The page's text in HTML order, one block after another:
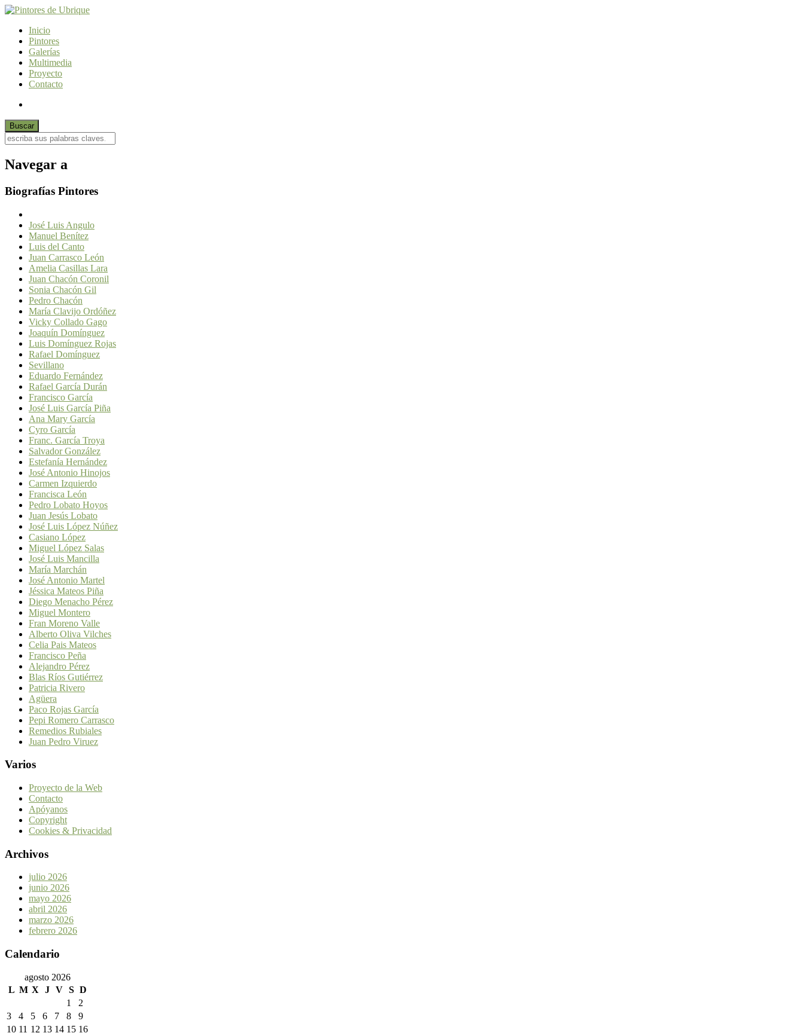
Inicio
Pintores
Galerías
Multimedia
Proyecto
Contacto
Navegar a
Biografías Pintores
José Luis Angulo
Manuel Benítez
Luis del Canto
Juan Carrasco León
Amelia Casillas Lara
Juan Chacón Coronil
Sonia Chacón Gil
Pedro Chacón
María Clavijo Ordóñez
Vicky Collado Gago
Joaquín Domínguez
Luis Domínguez Rojas
Rafael Domínguez
Sevillano
Eduardo Fernández
Rafael García Durán
Francisco García
José Luis García Piña
Ana Mary García
Cyro García
Franc. García Troya
Salvador González
Estefanía Hernández
José Antonio Hinojos
Carmen Izquierdo
Francisca León
Pedro Lobato Hoyos
Juan Jesús Lobato
José Luis López Núñez
Casiano López
Miguel López Salas
José Luis Mancilla
María Marchán
José Antonio Martel
Jéssica Mateos Piña
Diego Menacho Pérez
Miguel Montero
Fran Moreno Valle
Alberto Oliva Vilches
Celia Pais Mateos
Francisco Peña
Alejandro Pérez
Blas Ríos Gutiérrez
Patricia Rivero
Agüera
Paco Rojas García
Pepi Romero Carrasco
Remedios Rubiales
Juan Pedro Viruez
Varios
Proyecto de la Web
Contacto
Apóyanos
Copyright
Cookies & Privacidad
Archivos
julio 2026
junio 2026
mayo 2026
abril 2026
marzo 2026
febrero 2026
Calendario
agosto 2026
L M X J V S D
1
2
3
4 5 6 7 8
9
10 11 12 13 14 15 16